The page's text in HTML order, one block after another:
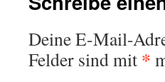
Deine E-Mail-
Felder sind mit *